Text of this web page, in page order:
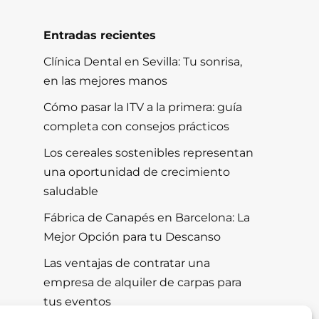
Entradas recientes
Clínica Dental en Sevilla: Tu sonrisa,
en las mejores manos
Cómo pasar la ITV a la primera: guía
completa con consejos prácticos
Los cereales sostenibles representan
una oportunidad de crecimiento
saludable
Fábrica de Canapés en Barcelona: La
Mejor Opción para tu Descanso
Las ventajas de contratar una
empresa de alquiler de carpas para
tus eventos